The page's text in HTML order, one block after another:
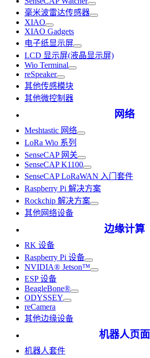
毫米波雷达传感器
XIAO
XIAO Gadgets
电子纸显示屏
LCD 显示屏(液晶显示屏)
Wio Terminal
reSpeaker
其他传感模块
其他微控制器
网络
Meshtastic 网络
LoRa Wio 系列
SenseCAP 网关
SenseCAP K1100
SenseCAP LoRaWAN 入门套件
Raspberry Pi 解决方案
Rockchip 解决方案
其他网络设备
边缘计算
RK 设备
Raspberry Pi 设备
NVIDIA® Jetson™
ESP 设备
BeagleBone®
ODYSSEY
reCamera
其他边缘设备
机器人页面
机器人套件